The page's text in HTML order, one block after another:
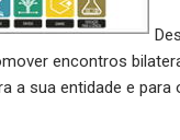
encontros
a sua entidade e